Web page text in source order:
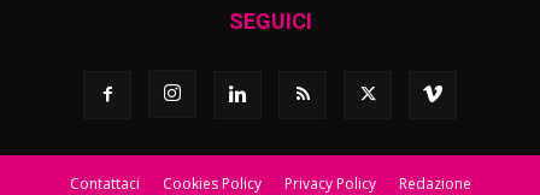
SEGUICI
Contattaci Cookies Policy Privacy Policy Redazione